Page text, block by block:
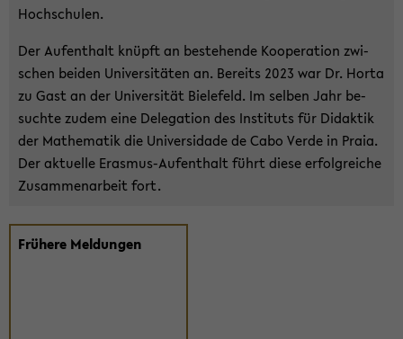
Hoch­schu­len.
Der Auf­ent­halt knüpft an be­stehen­de Ko­ope­ra­ti­on zwi­
schen bei­den Uni­ver­si­tä­ten an. Be­reits 2023 war Dr. Horta
zu Gast an der Uni­ver­si­tät Bie­le­feld. Im sel­ben Jahr be­
such­te zudem eine De­le­ga­ti­on des In­sti­tuts für Di­dak­tik
der Ma­the­ma­tik die Uni­ver­sida­de de Cabo Verde in Praia.
Der ak­tu­el­le Erasmus-​Aufenthalt führt diese er­folg­rei­che
Zu­sam­men­ar­beit fort.
Frü­he­re Mel­dun­gen